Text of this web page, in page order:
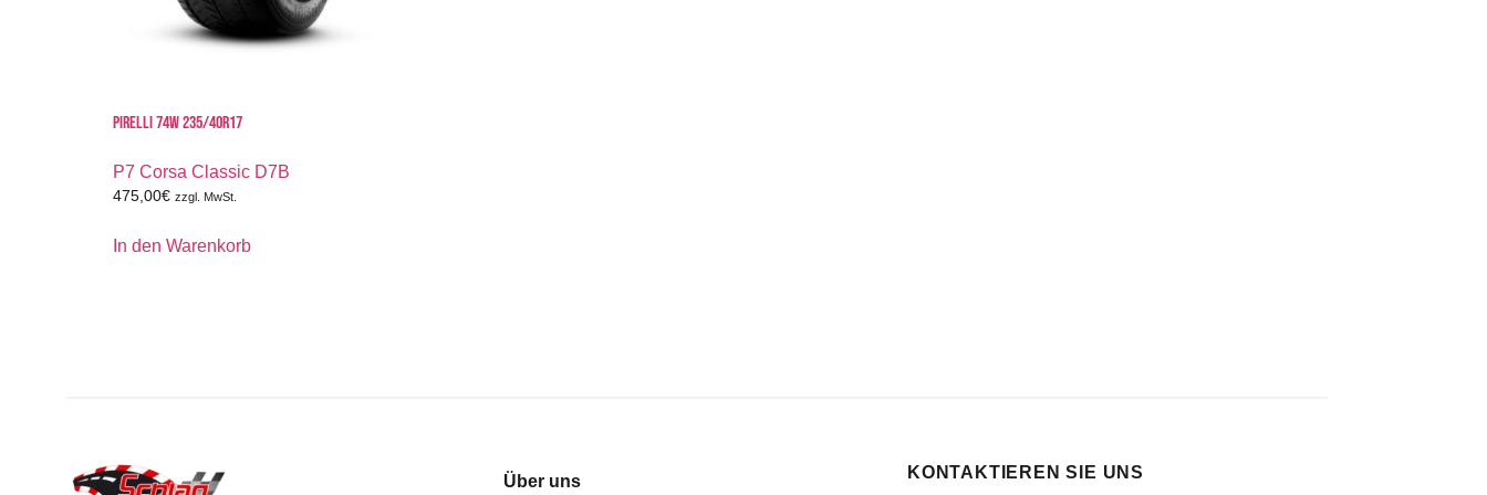
PIRELLI 74W 235/40R17
P7 Corsa Classic D7B
475,00€ zzgl. MwSt.
In den Warenkorb
Über uns KONTAKTIEREN SIE UNS